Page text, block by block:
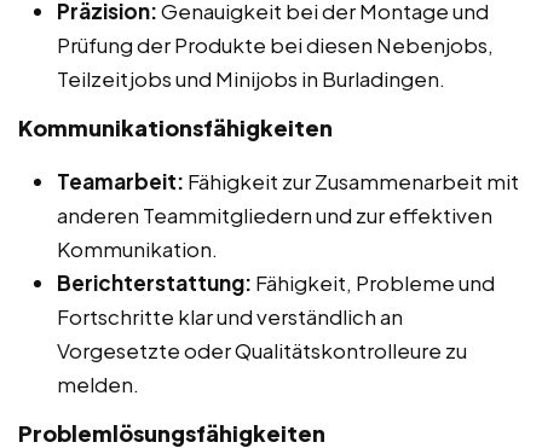
Präzision:Genauigkeit bei der Montage und
Prüfung der Produkte bei diesen Nebenjobs,
Teilzeitjobs und Minijobs in Burladingen.
Kommunikationsfähigkeiten
Teamarbeit: Fähigkeit zur Zusammenarbeit mit
anderen Teammitgliedern und zur effektiven
Kommunikation.
Berichterstattung: Fähigkeit, Probleme und
Fortschritte klar und verständlich an
Vorgesetzte oder Qualitätskontrolleure zu
melden.
Problemlösungsfähigkeiten